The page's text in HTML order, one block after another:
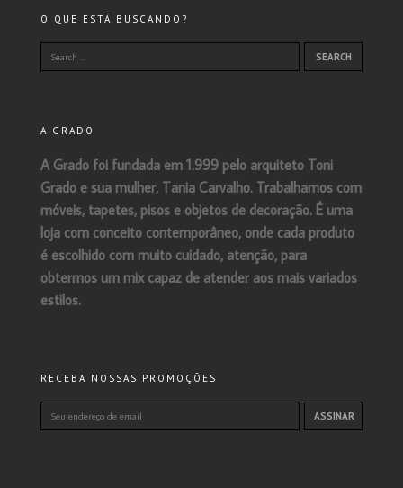
O QUE ESTÁ BUSCANDO?
A GRADO
A Grado foi fundada em 1.999 pelo arquiteto Toni
Grado e sua mulher, Tania Carvalho. Trabalhamos com
móveis, tapetes, pisos e objetos de decoração. É uma
loja com conceito contemporâneo, onde cada produto
é escolhido com muito cuidado, atenção, para
obtermos um mix capaz de atender aos mais variados
estilos.
RECEBA NOSSAS PROMOÇÕES